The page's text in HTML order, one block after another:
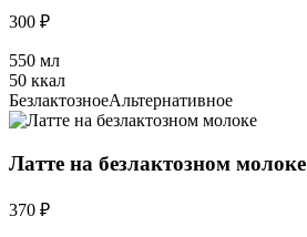
300 ₽
550 мл
50 ккал
БезлактозноеАльтернативное
Латте на безлактозном молоке
370 ₽